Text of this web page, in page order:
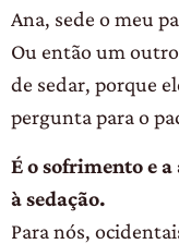
Ana, sede o meu
Ou então um
de sedar, porque
pergunta para o
É o sofrimento e
à sedação.
Para nós,